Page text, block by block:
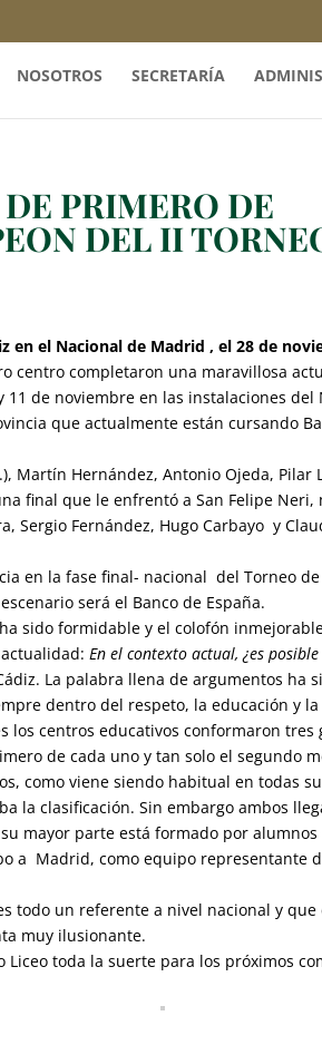
NOSOTROS SECRETARÍA
PRIMERO DE
DEL II
en el Nacional de Madrid , el 28 de
centro completaron una maravillosa
11 de noviembre en las instalaciones
que actualmente están cursando
Martín Hernández, Antonio Ojeda, Pilar
final que le enfrentó a San Felipe
Sergio Fernández, Hugo Carbayo y
en la fase final- nacional del Torneo
será el Banco de España.
sido formidable y el colofón
actualidad:En el contexto actual, ¿es
La palabra llena de argumentos ha
dentro del respeto, la educación y la
los centros educativos conformaron tres
de cada uno y tan solo el segundo
como viene siendo habitual en todas
la clasificación. Sin embargo ambos
mayor parte está formado por alumnos
a Madrid, como equipo representante
todo un referente a nivel nacional y
muy ilusionante.
toda la suerte para los próximos